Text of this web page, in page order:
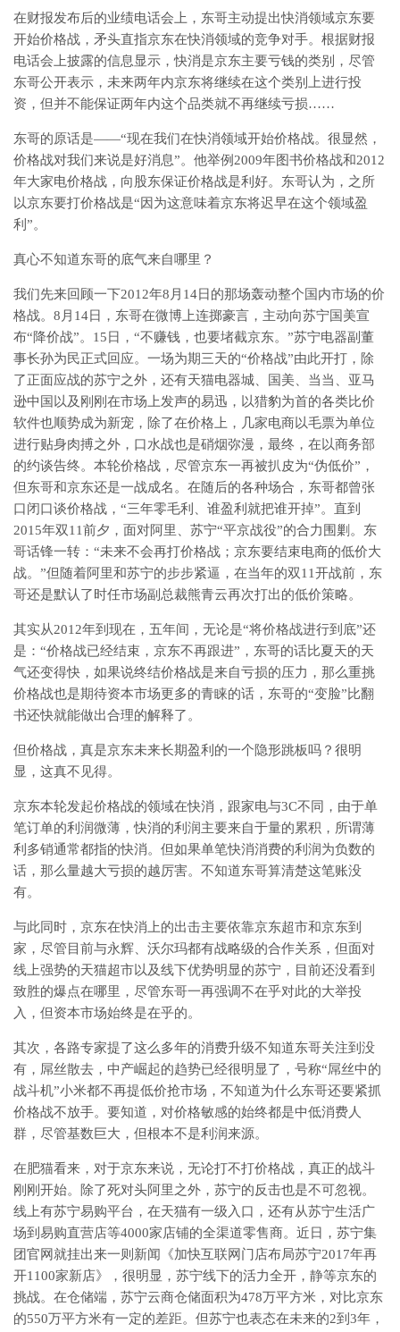
在财报发布后的业绩电话会上，东哥主动提出快消领域京东要
开始价格战，矛头直指京东在快消领域的竞争对手。根据财报
电话会上披露的信息显示，快消是京东主要亏钱的类别，尽管
东哥公开表示，未来两年内京东将继续在这个类别上进行投
资，但并不能保证两年内这个品类就不再继续亏损……
东哥的原话是——“现在我们在快消领域开始价格战。很显然，
价格战对我们来说是好消息”。他举例2009年图书价格战和2012
年大家电价格战，向股东保证价格战是利好。东哥认为，之所
以京东要打价格战是“因为这意味着京东将迟早在这个领域盈
利”。
真心不知道东哥的底气来自哪里？
我们先来回顾一下2012年8月14日的那场轰动整个国内市场的价
格战。8月14日，东哥在微博上连掷豪言，主动向苏宁国美宣
布“降价战”。15日，“不赚钱，也要堵截京东。”苏宁电器副董
事长孙为民正式回应。一场为期三天的“价格战”由此开打，除
了正面应战的苏宁之外，还有天猫电器城、国美、当当、亚马
逊中国以及刚刚在市场上发声的易迅，以猎豹为首的各类比价
软件也顺势成为新宠，除了在价格上，几家电商以毛票为单位
进行贴身肉搏之外，口水战也是硝烟弥漫，最终，在以商务部
的约谈告终。本轮价格战，尽管京东一再被扒皮为“伪低价”，
但东哥和京东还是一战成名。在随后的各种场合，东哥都曾张
口闭口谈价格战，“三年零毛利、谁盈利就把谁开掉”。直到
2015年双11前夕，面对阿里、苏宁“平京战役”的合力围剿。东
哥话锋一转：“未来不会再打价格战；京东要结束电商的低价大
战。”但随着阿里和苏宁的步步紧逼，在当年的双11开战前，东
哥还是默认了时任市场副总裁熊青云再次打出的低价策略。
其实从2012年到现在，五年间，无论是“将价格战进行到底”还
是：“价格战已经结束，京东不再跟进”，东哥的话比夏天的天
气还变得快，如果说终结价格战是来自亏损的压力，那么重挑
价格战也是期待资本市场更多的青睐的话，东哥的“变脸”比翻
书还快就能做出合理的解释了。
但价格战，真是京东未来长期盈利的一个隐形跳板吗？很明
显，这真不见得。
京东本轮发起价格战的领域在快消，跟家电与3C不同，由于单
笔订单的利润微薄，快消的利润主要来自于量的累积，所谓薄
利多销通常都指的快消。但如果单笔快消消费的利润为负数的
话，那么量越大亏损的越厉害。不知道东哥算清楚这笔账没
有。
与此同时，京东在快消上的出击主要依靠京东超市和京东到
家，尽管目前与永辉、沃尔玛都有战略级的合作关系，但面对
线上强势的天猫超市以及线下优势明显的苏宁，目前还没看到
致胜的爆点在哪里，尽管东哥一再强调不在乎对此的大举投
入，但资本市场始终是在乎的。
其次，各路专家提了这么多年的消费升级不知道东哥关注到没
有，屌丝散去，中产崛起的趋势已经很明显了，号称“屌丝中的
战斗机”小米都不再提低价抢市场，不知道为什么东哥还要紧抓
价格战不放手。要知道，对价格敏感的始终都是中低消费人
群，尽管基数巨大，但根本不是利润来源。
在肥猫看来，对于京东来说，无论打不打价格战，真正的战斗
刚刚开始。除了死对头阿里之外，苏宁的反击也是不可忽视。
线上有苏宁易购平台，在天猫有一级入口，还有从苏宁生活广
场到易购直营店等4000家店铺的全渠道零售商。近日，苏宁集
团官网就挂出来一则新闻《加快互联网门店布局苏宁2017年再
开1100家新店》，很明显，苏宁线下的活力全开，静等京东的
挑战。在仓储端，苏宁云商仓储面积为478万平方米，对比京东
的550万平方米有一定的差距。但苏宁也表态在未来的2到3年，